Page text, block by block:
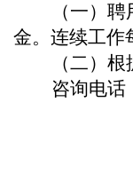
（一）
金。连续工作
（二）
咨询电话